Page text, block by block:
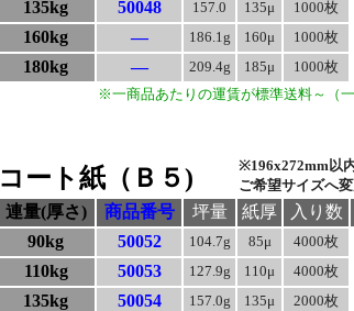
135kg
50048 157.0 135μ 1000枚
160kg
― 186.1g 160μ 1000枚
180kg
― 209.4g 185μ 1000枚
※一商品あたりの運賃が標準送料～（
コート紙（Ｂ５)
※196x272mm以
ご希望サイズへ
連量(厚さ) 商品番号 坪量 紙厚 入り数
90kg
50052 104.7g 85μ 4000枚
110kg
50053 127.9g 110μ 4000枚
135kg
50054 157.0g 135μ 2000枚